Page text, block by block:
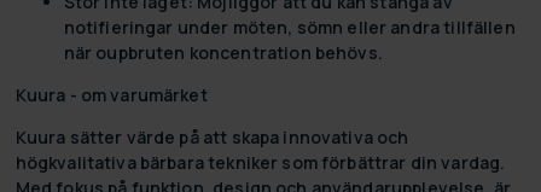
notifieringar under möten, sömn eller andra tillfällen
när oupbruten koncentration behövs.
Kuura - om varumärket
Kuura sätter värde på att skapa innovativa och
högkvalitativa bärbara tekniker som förbättrar din vardag.